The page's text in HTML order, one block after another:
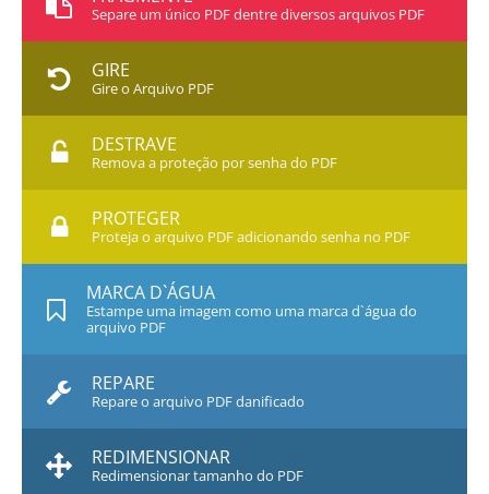
Separe um único PDF dentre diversos arquivos PDF
GIRE
Gire o Arquivo PDF
DESTRAVE
Remova a proteção por senha do PDF
PROTEGER
Proteja o arquivo PDF adicionando senha no PDF
MARCA D`ÁGUA
Estampe uma imagem como uma marca d`água do
arquivo PDF
REPARE
Repare o arquivo PDF danificado
REDIMENSIONAR
Redimensionar tamanho do PDF